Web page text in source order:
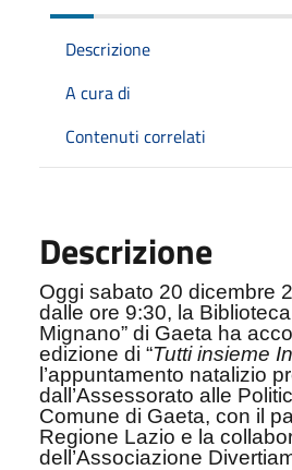
Descrizione
A cura di
Contenuti correlati
Descrizione
Oggi sabato 20 dicembre
dalle ore 9:30, la
Mignano” di Gaeta ha
edizione di “Tutti insieme
l’appuntamento natalizio
dall’Assessorato alle
Comune di Gaeta, con il
Regione Lazio e la
dell’Associazione